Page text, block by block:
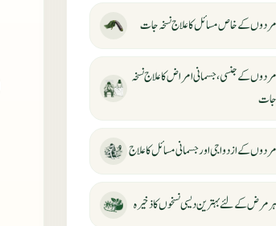
مردوں کے خاص مسائل کا علاج نسخہ جات
مردوں کے جنسی، جسمانی امراض کا علاج نسخہ
جات
مردوں کے ازدواجی اور جسمانی مسائل کا علاج
ہر مرض کے لئے بہترین دیسی نسخوں کا ذخیرہ